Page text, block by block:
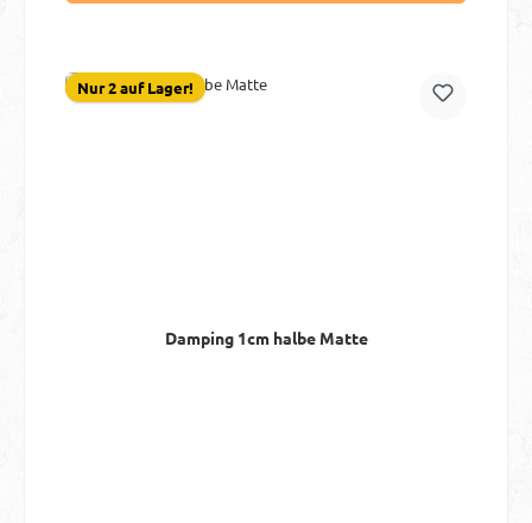
Nur 2 auf Lager!
Damping 1cm halbe Matte